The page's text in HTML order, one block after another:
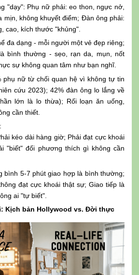
"dạy": Phụ nữ phải: eo thon, ngực nở,
mịn, không khuyết điểm; Đàn ông phải:
cao, kích thước "khủng".
đa dạng - mỗi người một vẻ đẹp riêng;
bình thường - sẹo, rạn da, mụn, nốt
sự không quan tâm như bạn nghĩ.
phụ nữ từ chối quan hệ vì không tự tin
cứu 2023); 42% đàn ông lo lắng về
lớn là lo thừa); Rối loạn ăn uống,
cần thiết.
kéo dài hàng giờ; Phải đạt cực khoái
"biết" đối phương thích gì không cần
bình 5-7 phút giao hợp là bình thường;
đạt cực khoái thật sự; Giao tiếp là
ai "tự biết".
Kịch bản Hollywood vs. Đời thực